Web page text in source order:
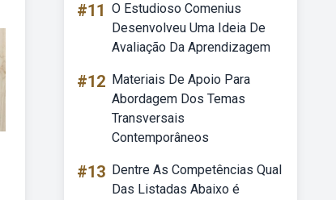
#11 O Estudioso Comenius
Desenvolveu Uma Ideia De
Avaliação Da Aprendizagem
#12 Materiais De Apoio Para
Abordagem Dos Temas
Transversais
Contemporâneos
#13 Dentre As Competências Qual
Das Listadas Abaixo é